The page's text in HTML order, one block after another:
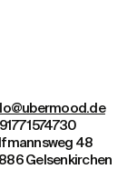
1574730
48
Gelsenkirchen